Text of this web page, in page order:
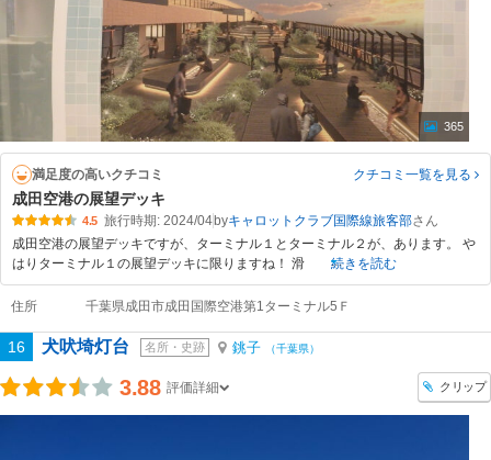
365
満足度の高いクチコミ クチコミ一覧を見る
成田空港の展望デッキ
4.5 旅行時期: 2024/04byキャロットクラブ国際線旅客部
成田空港の展望デッキですが、ターミナル１とターミナル２が、あります。 や
はりターミナル１の展望デッキに限りますね！ 滑
続きを読む
住所 千葉県成田市成田国際空港第1ターミナル5Ｆ
16 犬吠埼灯台 名所・史跡 銚子 （千葉県）
3.88 評価詳細 クリップ